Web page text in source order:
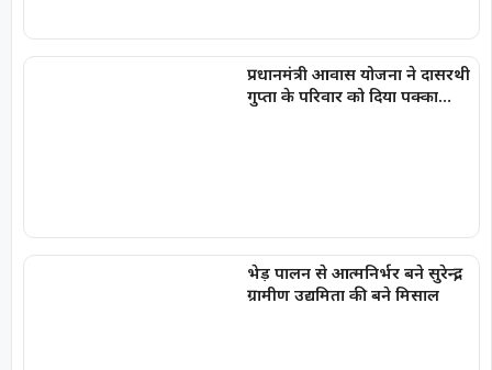
प्रधानमंत्री आवास योजना ने दासरथी
गुप्ता के परिवार को दिया पक्का
भेड़ पालन से आत्मनिर्भर बने सुरेन्द्र,
ग्रामीण उद्यमिता की बने मिसाल